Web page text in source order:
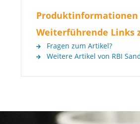
Produktinformationen
Weiterführende Links
Fragen zum Artikel?
Weitere Artikel von RBI